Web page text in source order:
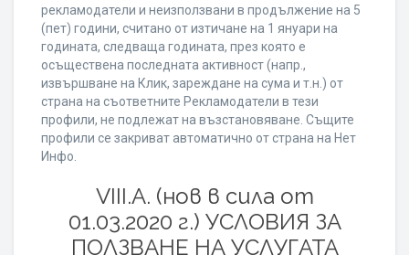
рекламодатели и неизползвани в продължение на 5
(пет) години, считано от изтичане на 1 януари на
годината, следваща годината, през която е
осъществена последната активност (напр.,
извършване на Клик, зареждане на сума и т.н.) от
страна на съответните Рекламодатели в тези
профили, не подлежат на възстановяване. Същите
профили се закриват автоматично от страна на Нет
Инфо.
VIII.A. (нов в сила от
01.03.2020 г.) УСЛОВИЯ ЗА
ПОЛЗВАНЕ НА УСЛУГАТА